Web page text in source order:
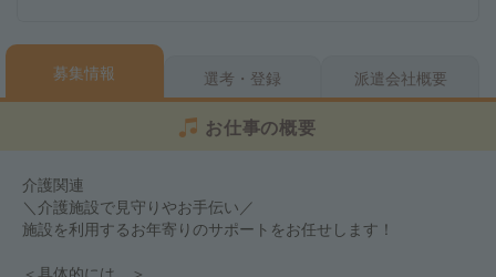
募集情報 選考・登録 派遣会社概要
お仕事の概要
介護関連
＼介護施設で見守りやお手伝い／
施設を利用するお年寄りのサポートをお任せします！
＜具体的には…＞